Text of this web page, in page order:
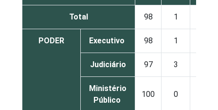
Total 98 1
PODER Executivo 98 1
Judiciário 97 3
Ministério
Público
100 0